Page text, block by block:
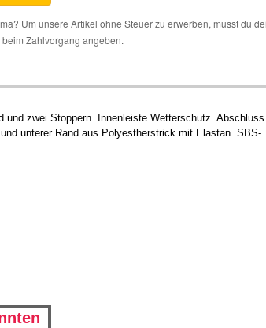
Um unsere Artikel ohne Steuer zu erwerben, musst du
Zahlvorgang angeben.
zwei Stoppern. Innenleiste Wetterschutz.
unterer Rand aus Polyestherstrick mit Elastan. SBS-